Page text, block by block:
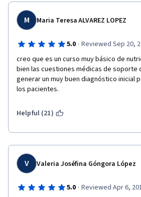
M Maria Teresa ALVAREZ LOPEZ
5.0 · Reviewed Sep 20,
creo que es un curso muy básico de
bien las cuestiones médicas de soporte
generar un muy buen diagnóstico inicial
los pacientes.
Helpful (21)
V Valeria Joséfina Góngora López
5.0 · Reviewed Apr 6,